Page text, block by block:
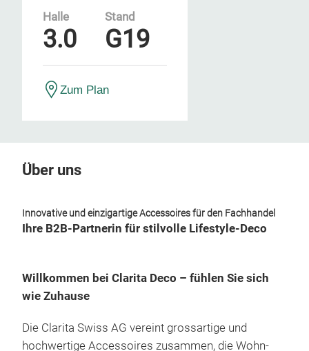
Halle
3.0
Stand
G19
Zum Plan
Über uns
Innovative und einzigartige Accessoires für den Fachhandel
Ihre B2B-Partnerin für stilvolle Lifestyle-Deco
Willkommen bei Clarita Deco – fühlen Sie sich
wie Zuhause
Die Clarita Swiss AG vereint grossartige und
hochwertige Accessoires zusammen, die Wohn-